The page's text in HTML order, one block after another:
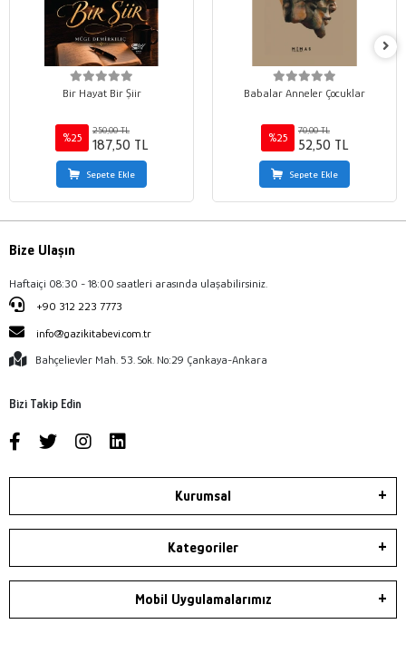
Bir Hayat Bir Şiir
%25
250,00 TL
187,50 TL
Sepete Ekle
Babalar Anneler Çocuklar
%25
70,00 TL
52,50 TL
Sepete Ekle
Bize Ulaşın
Haftaiçi 08:30 - 18:00 saatleri arasında ulaşabilirsiniz.
+90 312 223 7773
info@gazikitabevi.com.tr
Bahçelievler Mah. 53. Sok. No:29 Çankaya-Ankara
Bizi Takip Edin
Kurumsal
Kategoriler
Mobil Uygulamalarımız